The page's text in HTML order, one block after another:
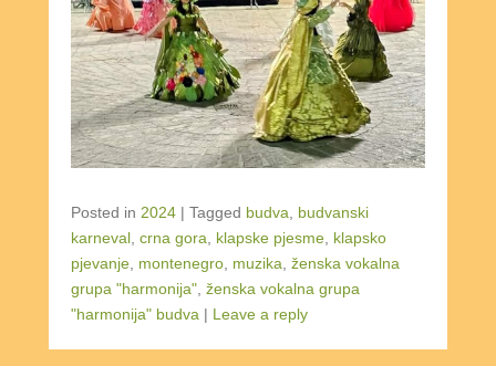
Posted in 2024 | Tagged budva
budvanski
karneval crna gora klapske pjesme klapsko
pjevanje montenegro muzika ženska vokalna
grupa "harmonija" ženska vokalna grupa
"harmonija" budva | Leave a reply